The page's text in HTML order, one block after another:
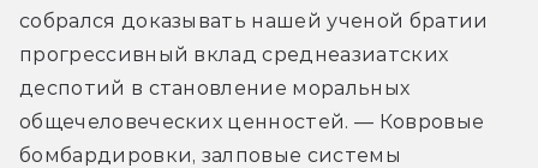
собрался доказывать нашей ученой братии
прогрессивный вклад среднеазиатских
деспотий в становление моральных
общечеловеческих ценностей. — Ковровые
бомбардировки, залповые системы